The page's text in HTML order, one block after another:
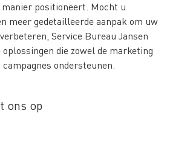
positioneert. Mocht u
meer gedetailleerde aanpak om uw
Service Bureau Jansen
die zowel de marketing
ondersteunen.
ons op